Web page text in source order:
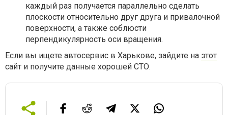
каждый раз получается параллельно сделать
плоскости относительно друг друга и привалочной
поверхности, а также соблюсти
перпендикулярность оси вращения.
Если вы ищете автосервис в Харькове, зайдите на этот
сайт и получите данные хорошей СТО.